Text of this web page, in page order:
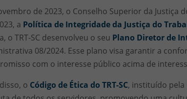
de 2023, o Conselho Superior da Justiça
a Política de Integridade da Justiça do
o TRT-SC desenvolveu o seu Plano Diretor de
08/2024. Esse plano visa garantir a
com o interesse público acima de
o Código de Ética do TRT-SC, instituído pela